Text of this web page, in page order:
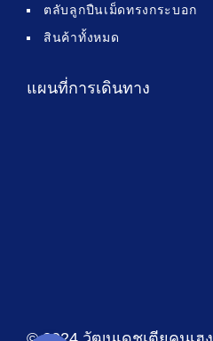
ตลับลูกปืนเม็ดทรงกระบอก
สินค้าทั้งหมด
แผนที่การเดินทาง